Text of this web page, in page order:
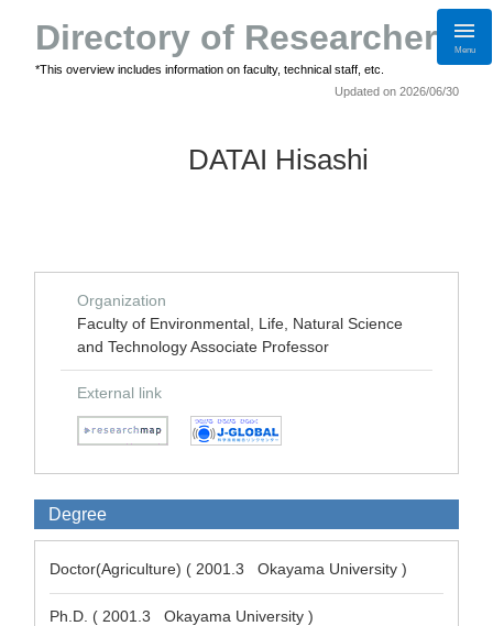
Directory of Researchers
*This overview includes information on faculty, technical staff, etc.
Menu
Updated on 2026/06/30
DATAI Hisashi
Organization
Faculty of Environmental, Life, Natural Science
and Technology Associate Professor
External link
Degree
Doctor(Agriculture) ( 2001.3 Okayama University )
Ph.D. ( 2001.3 Okayama University )